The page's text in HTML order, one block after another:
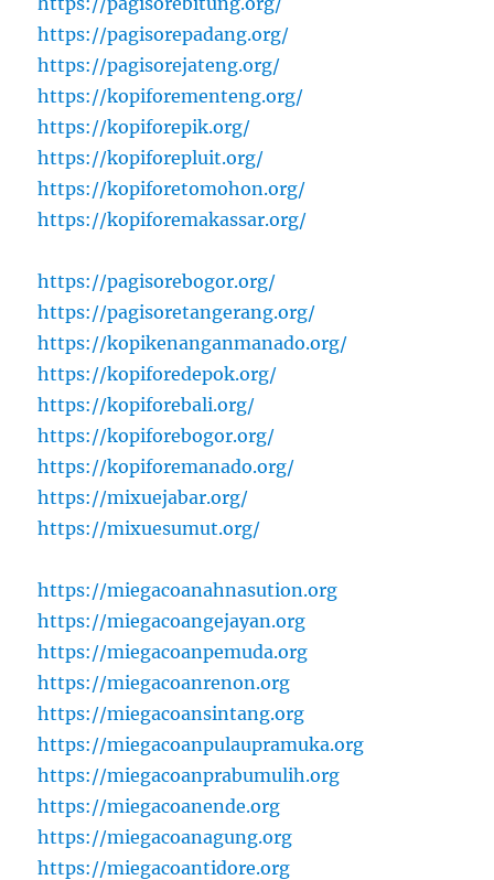
https://pagisorepadang.org/
https://pagisorejateng.org/
https://kopiforementeng.org/
https://kopiforepik.org/
https://kopiforepluit.org/
https://kopiforetomohon.org/
https://kopiforemakassar.org/
https://pagisorebogor.org/
https://pagisoretangerang.org/
https://kopikenanganmanado.org/
https://kopiforedepok.org/
https://kopiforebali.org/
https://kopiforebogor.org/
https://kopiforemanado.org/
https://mixuejabar.org/
https://mixuesumut.org/
https://miegacoanahnasution.org
https://miegacoangejayan.org
https://miegacoanpemuda.org
https://miegacoanrenon.org
https://miegacoansintang.org
https://miegacoanpulaupramuka.org
https://miegacoanprabumulih.org
https://miegacoanende.org
https://miegacoanagung.org
https://miegacoantidore.org